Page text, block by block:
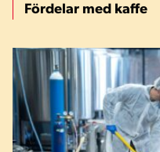
Fördelar med kaffe